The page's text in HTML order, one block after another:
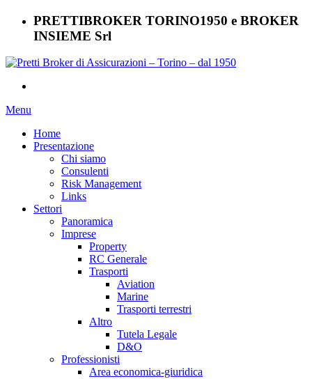
PRETTIBROKER TORINO1950 e BROKER
INSIEME Srl
Menu
Home
Presentazione
Chi siamo
Consulenti
Risk Management
Links
Settori
Panoramica
Imprese
Property
RC Generale
Trasporti
Aviation
Marine
Trasporti terrestri
Altro
Tutela Legale
D&O
Professionisti
Area economica-giuridica